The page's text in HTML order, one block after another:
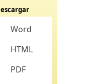
Word
HTML
PDF